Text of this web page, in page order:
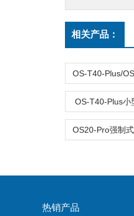
相关产品：
OS-T40-Plus小
热销产品